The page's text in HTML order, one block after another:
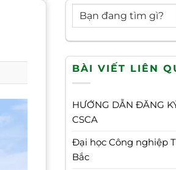
BÀI VIẾT LIÊN
HƯỚNG DẪN ĐĂNG
CSCA
Đại học Công nghiệp
Bắc